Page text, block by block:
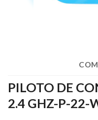
PILOTO DE
2.4 GHZ-P-22-